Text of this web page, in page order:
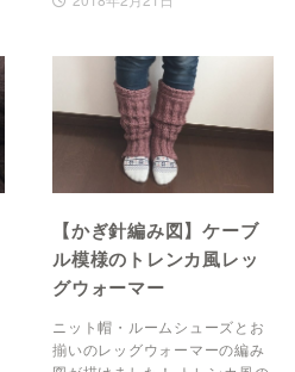
【かぎ針編み図】ケーブ
ル模様のトレンカ風レッ
グウォーマー
ニット帽・ルームシューズとお
揃いのレッグウォーマーの編み